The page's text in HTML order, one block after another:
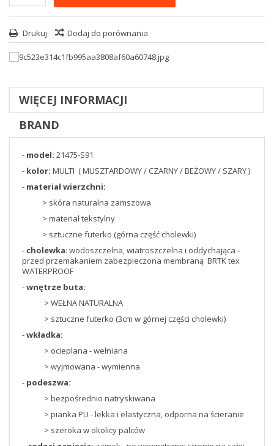
Drukuj Dodaj do porównania
WIĘCEJ INFORMACJI
BRAND
- model: 21475-S91
- kolor: MULTI ( MUSZTARDOWY / CZARNY / BEŻOWY / SZARY )
- materiał wierzchni:
> skóra naturalna zamszowa
> materiał tekstylny
> sztuczne futerko (górna część cholewki)
- cholewka: wodoszczelna, wiatroszczelna i oddychająca -
przed przemakaniem zabezpieczona membraną BRTK tex
WATERPROOF
-wnętrze buta:
> WEŁNA NATURALNA
> sztuczne futerko (3cm w górnej części cholewki)
-wkładka:
> ocieplana - wełniana
> wyjmowana - wymienna
- podeszwa:
> bezpośrednio natryskiwana
> pianka PU - lekka i elastyczna, odporna na ścieranie
> szeroka w okolicy palców